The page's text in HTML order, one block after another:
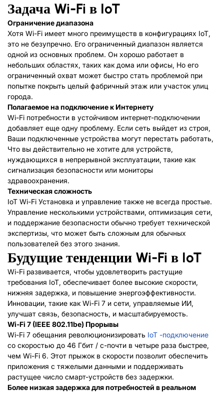
Задача Wi-Fi в IoT
Ограничение диапазона
Хотя Wi-Fi имеет много преимуществ в конфигурациях IoT,
это не безупречно. Его ограниченный диапазон является
одной из основных проблем. Он хорошо работает в
небольших областях, таких как дома или офисы, Но его
ограниченный охват может быстро стать проблемой при
попытке покрыть целый фабричный этаж или участок улиц
города.
Полагаемое на подключение к Интернету
Wi-Fi потребности в устойчивом интернет-подключении
добавляет еще одну проблему. Если сеть выйдет из строя,
Ваши подключенные устройства могут перестать работать,
Что вы действительно не хотите для устройств,
нуждающихся в непрерывной эксплуатации, такие как
сигнализация безопасности или мониторы
здравоохранения.
Техническая сложность
IoT Wi-Fi Установка и управление также не всегда простые.
Управление несколькими устройствами, оптимизация сети,
и поддержание безопасности обычно требует технической
экспертизы, что может быть сложным для обычных
пользователей без этого знания.
Будущие тенденции Wi-Fi в IoT
Wi-Fi развивается, чтобы удовлетворить растущие
требования IoT, обеспечивает более высокие скорости,
нижняя задержка, и повышение энергоэффективности.
Инновации, такие как Wi-Fi 7 и сети, управляемые ИИ,
улучшат связь, безопасность, и масштабируемость.
Wi-Fi 7 (IEEE 802.11be) Прорывы
Wi-Fi 7 обещания революционизировать IoT -подключение
со скоростью до 46 Гбит / с-почти в четыре раза быстрее,
чем Wi-Fi 6. Этот прыжок в скорости позволит обеспечить
приложения с тяжелыми данными и поддерживать
растущее число смарт-устройств без задержки.
Более низкая задержка для потребностей в реальном